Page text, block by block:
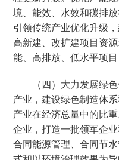
境、能效、水效和碳排
引领传统产业优化升级
高新建、改扩建项目资
能、高排放、低水平项目
（四）大力发展绿
产业，建设绿色制造体
产业在经济总量中的比
企业，打造一批领军企
合同能源管理、合同节